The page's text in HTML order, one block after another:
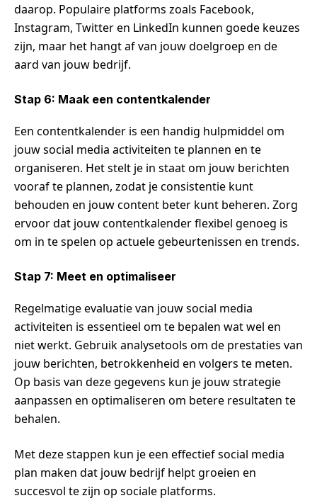
daarop. Populaire platforms zoals Facebook,
Instagram, Twitter en LinkedIn kunnen goede keuzes
zijn, maar het hangt af van jouw doelgroep en de
aard van jouw bedrijf.
Stap 6: Maak een contentkalender
Een contentkalender is een handig hulpmiddel om
jouw social media activiteiten te plannen en te
organiseren. Het stelt je in staat om jouw berichten
vooraf te plannen, zodat je consistentie kunt
behouden en jouw content beter kunt beheren. Zorg
ervoor dat jouw contentkalender flexibel genoeg is
om in te spelen op actuele gebeurtenissen en trends.
Stap 7: Meet en optimaliseer
Regelmatige evaluatie van jouw social media
activiteiten is essentieel om te bepalen wat wel en
niet werkt. Gebruik analysetools om de prestaties van
jouw berichten, betrokkenheid en volgers te meten.
Op basis van deze gegevens kun je jouw strategie
aanpassen en optimaliseren om betere resultaten te
behalen.
Met deze stappen kun je een effectief social media
plan maken dat jouw bedrijf helpt groeien en
succesvol te zijn op sociale platforms.